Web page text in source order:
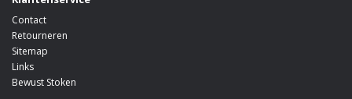
Contact
Retourneren
Sitemap
Links
Bewust Stoken